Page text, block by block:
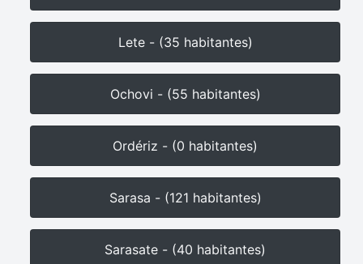
Lete - (35 habitantes)
Ochovi - (55 habitantes)
Ordériz - (0 habitantes)
Sarasa - (121 habitantes)
Sarasate - (40 habitantes)